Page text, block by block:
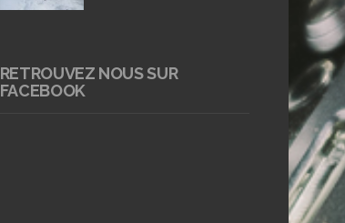
RETROUVEZ NOUS SUR
FACEBOOK